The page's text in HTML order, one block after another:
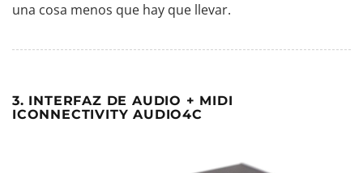
una cosa menos que hay que llevar.
3. INTERFAZ DE AUDIO + MIDI
ICONNECTIVITY AUDIO4C